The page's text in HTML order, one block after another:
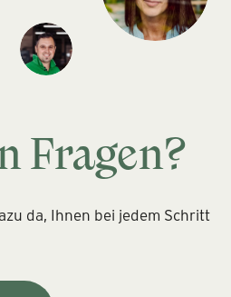
Fragen?
da, Ihnen bei jedem Schritt